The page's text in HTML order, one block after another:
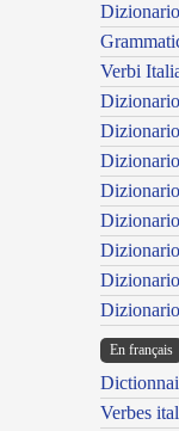
Verbi
En français
Verbes